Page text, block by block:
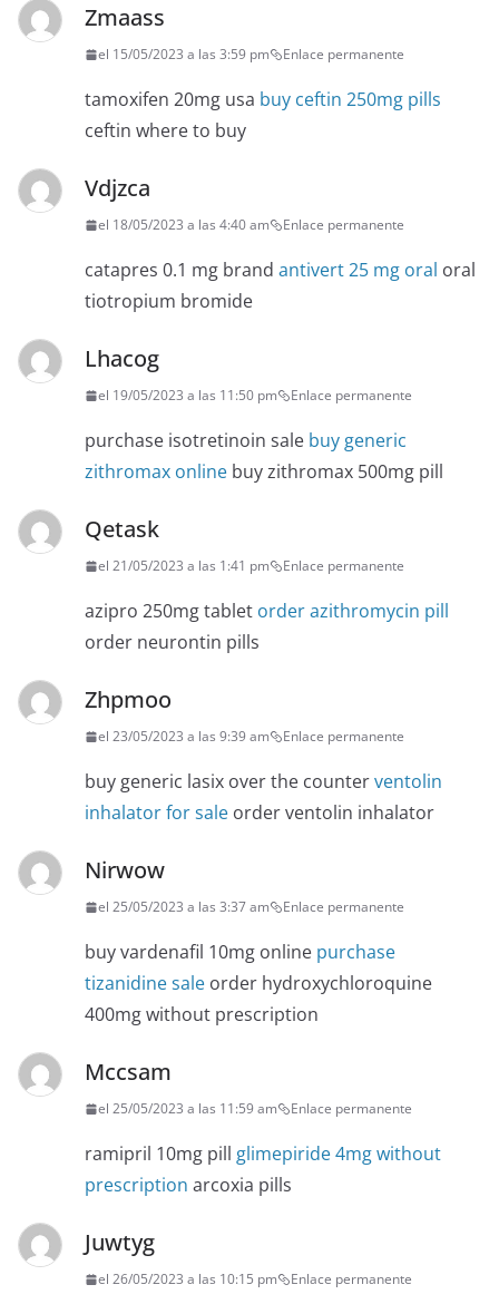
Zmaass
el 15/05/2023 a las 3:59 pm Enlace permanente
tamoxifen 20mg usa buy ceftin 250mg pills
ceftin where to buy
Vdjzca
el 18/05/2023 a las 4:40 am Enlace permanente
catapres 0.1 mg brand antivert 25 mg oral oral
tiotropium bromide
Lhacog
el 19/05/2023 a las 11:50 pm Enlace permanente
purchase isotretinoin sale buy generic
zithromax online buy zithromax 500mg pill
Qetask
el 21/05/2023 a las 1:41 pm Enlace permanente
azipro 250mg tablet order azithromycin pill
order neurontin pills
Zhpmoo
el 23/05/2023 a las 9:39 am Enlace permanente
buy generic lasix over the counterventolin
inhalator for sale order ventolin inhalator
Nirwow
el 25/05/2023 a las 3:37 am Enlace permanente
buy vardenafil 10mg online purchase
tizanidine sale order hydroxychloroquine
400mg without prescription
Mccsam
el 25/05/2023 a las 11:59 am Enlace permanente
ramipril 10mg pill glimepiride 4mg without
prescription arcoxia pills
Juwtyg
el 26/05/2023 a las 10:15 pm Enlace permanente